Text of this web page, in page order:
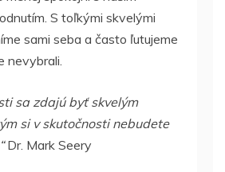
S toľkými skvelými
sami seba a často ľutujeme
nevybrali.
sa zdajú byť skvelým
si v skutočnosti nebudete
Dr. Mark Seery